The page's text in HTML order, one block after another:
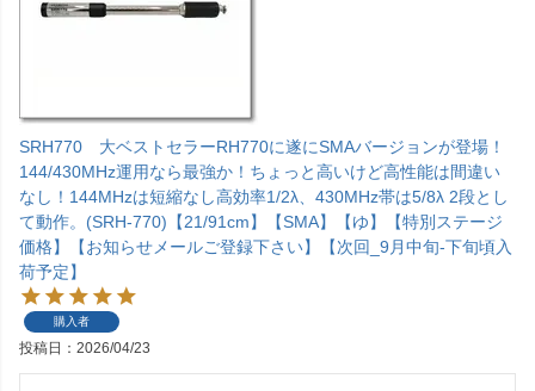
SRH770 大ベストセラーRH770に遂にSMAバージョンが登場！
144/430MHz運用なら最強か！ちょっと高いけど高性能は間違い
なし！144MHzは短縮なし高効率1/2λ、430MHz帯は5/8λ 2段とし
て動作。(SRH-770)【21/91cm】【SMA】【ゆ】【特別ステージ
価格】【お知らせメールご登録下さい】【次回_9月中旬-下旬頃入
荷予定】
購入者
投稿日 2026/04/23